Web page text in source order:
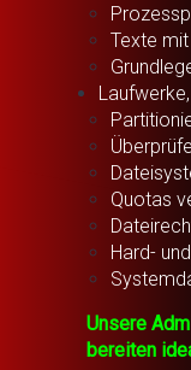
Texte
Quotas
Hard-
Unsere
bereiten